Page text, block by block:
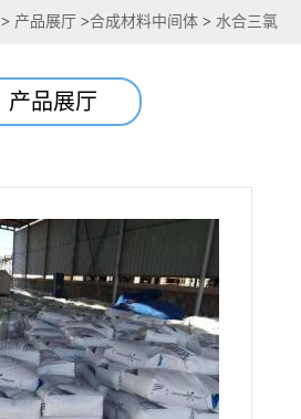
> 产品展厅 >合成材料中间体 > 水合三氯
产品展厅